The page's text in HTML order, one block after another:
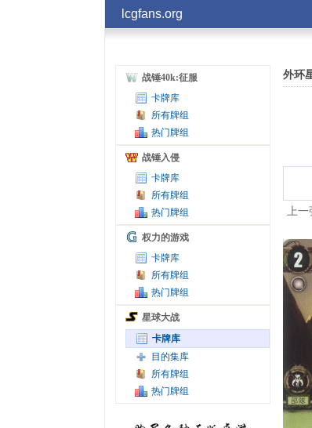
lcgfans.org
战锤40k:征服
卡牌库
所有牌组
热门牌组
战锤入侵
卡牌库
所有牌组
热门牌组
权力的游戏
卡牌库
所有牌组
热门牌组
星球大战
卡牌库
目的集库
所有牌组
热门牌组
外环
上一